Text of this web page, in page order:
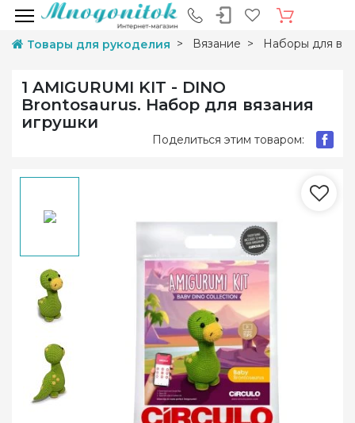
Товары для рукоделия Вязание Наборы для
1 AMIGURUMI KIT - DINO
Brontosaurus. Набор для вязания
игрушки
Поделиться этим товаром: